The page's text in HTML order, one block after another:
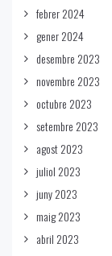
febrer 2024
gener 2024
desembre 2023
novembre 2023
octubre 2023
setembre 2023
agost 2023
juliol 2023
juny 2023
maig 2023
abril 2023